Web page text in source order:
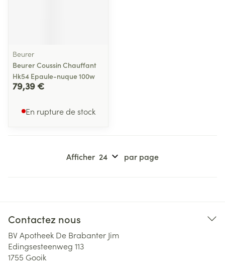
Beurer
Beurer Coussin Chauffant
Hk54 Epaule-nuque 100w
79,39 €
En rupture de stock
Afficher par page
Contactez nous
BV Apotheek De Brabanter Jim
Edingsesteenweg 113
1755 Gooik